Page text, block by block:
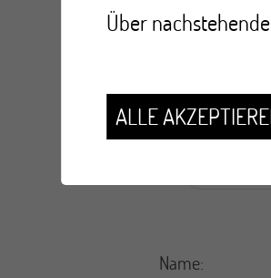
Ich möchte
Anderer
Name:
Über
ALLE